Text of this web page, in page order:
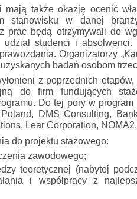
mają także okazję ocenić
stanowisku w danej
prac będą otrzymywali do
studenci i
Organizatorzy
badań osobom
z poprzednich
do firm fundujących
Do tej pory w
DMS Consulting,
Lear Corporation, NOMA2.
do projektu stażowego:
zawodowego;
teoretycznej (nabytej
i współpracy z